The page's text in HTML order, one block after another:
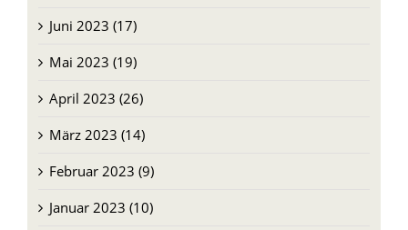
Juni 2023 (17)
Mai 2023 (19)
April 2023 (26)
März 2023 (14)
Februar 2023 (9)
Januar 2023 (10)